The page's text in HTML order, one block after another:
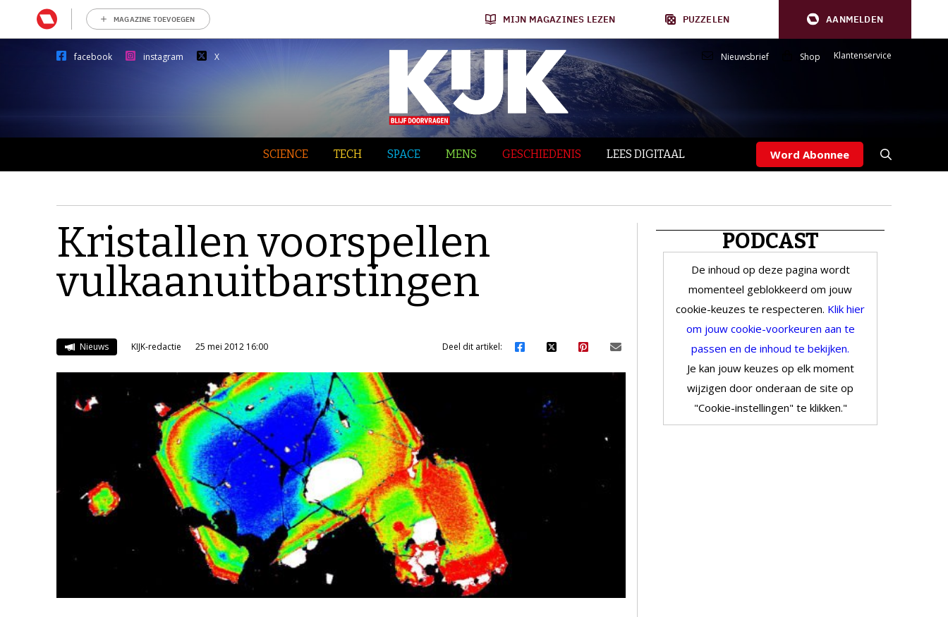
MAGAZINE TOEVOEGEN MIJN MAGAZINES LEZEN PUZZELEN AANMELDEN
facebook instagram X Nieuwsbrief Shop Klantenservice
SCIENCE TECH SPACE MENS GESCHIEDENIS LEES DIGITAAL Word Abonnee
Kristallen voorspellen
vulkaanuitbarstingen
Nieuws KIJK-redactie 25 mei 2012 16:00 Deel dit artikel:
PODCAST
De inhoud op deze pagina wordt
momenteel geblokkeerd om jouw
cookie-keuzes te respecteren. Klik hier
om jouw cookie-voorkeuren aan te
passen en de inhoud te bekijken.
Je kan jouw keuzes op elk moment
wijzigen door onderaan de site op
"Cookie-instellingen" te klikken."